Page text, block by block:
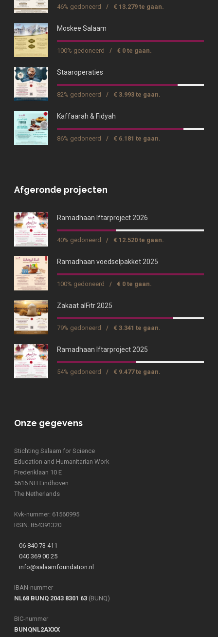
46% gedoneerd / € 13.279 te gaan.
Moskee Salaam
100% gedoneerd / € 0 te gaan.
Staaroperaties
82% gedoneerd / € 3.993 te gaan.
Kaffaarah & Fidyah
86% gedoneerd / € 6.181 te gaan.
Afgeronde projecten
Ramadhaan Iftarproject 2026
40% gedoneerd / € 12.520 te gaan.
Ramadhaan voedselpakket 2025
100% gedoneerd / € 0 te gaan.
Zakaat alFitr 2025
79% gedoneerd / € 3.341 te gaan.
Ramadhaan Iftarproject 2025
54% gedoneerd / € 9.477 te gaan.
Onze gegevens
Stichting Salaam for Science
Education and Humanitarian Work
Frederiklaan 10 E
5616 NH Eindhoven
The Netherlands
Kvk-nummer: 61560995
RSIN: 854391320
06 840 73 411
040 369 00 25
info@salaamfoundation.nl
IBAN-nummer
NL68 BUNQ 2043 8301 63 (BUNQ)
BIC-nummer
BUNQNL2AXXX